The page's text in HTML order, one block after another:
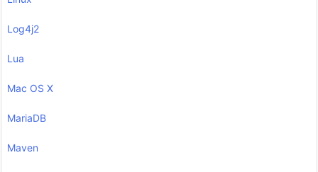
Log4j2
Lua
Mac OS X
MariaDB
Maven